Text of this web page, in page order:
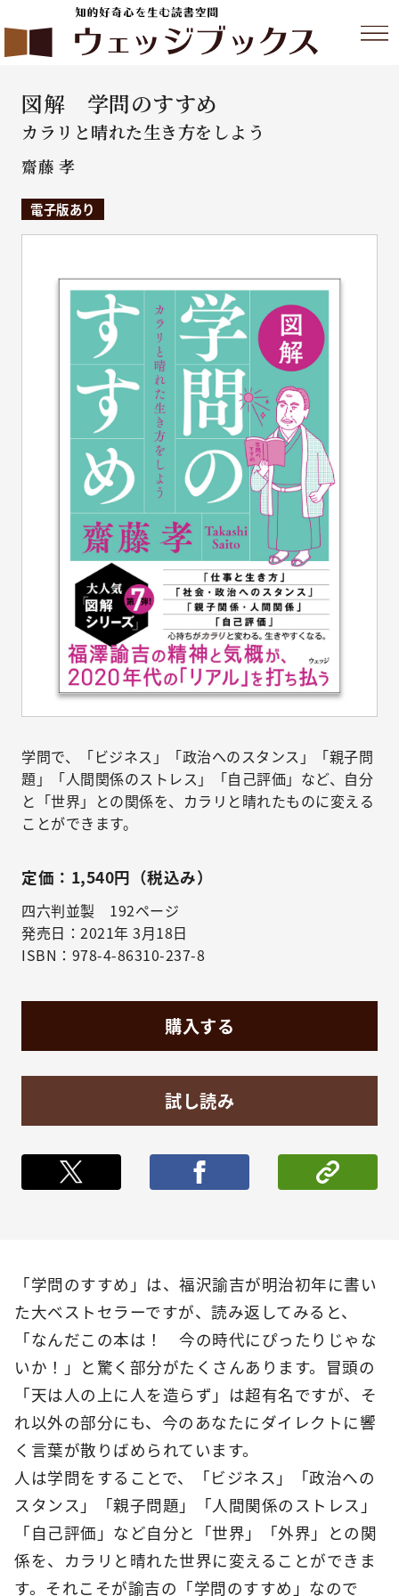
図解 学問のすすめ
カラリと晴れた生き方をしよう
齋藤 孝
電子版あり
学問で、「ビジネス」「政治へのスタンス」「親子問
題」「人間関係のストレス」「自己評価」など、自分
と「世界」との関係を、カラリと晴れたものに変える
ことができます。
定価：1,540円（税込み）
四六判並製 192ページ
発売日：2021年 3月18日
ISBN：978-4-86310-237-8
購入する
試し読み
ポストする シェア
「学問のすすめ」は、福沢諭吉が明治初年に書い
た大ベストセラーですが、読み返してみると、
「なんだこの本は！ 今の時代にぴったりじゃな
いか！」と驚く部分がたくさんあります。冒頭の
「天は人の上に人を造らず」は超有名ですが、そ
れ以外の部分にも、今のあなたにダイレクトに響
く言葉が散りばめられています。
人は学問をすることで、「ビジネス」「政治への
スタンス」「親子問題」「人間関係のストレス」
「自己評価」など自分と「世界」「外界」との関
係を、カラリと晴れた世界に変えることができま
す。それこそが諭吉の「学問のすすめ」なので